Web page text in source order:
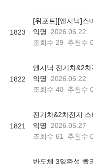
1823
익명
2026.06.22
조회수 29 추천수
1822
익명
2026.06.22
조회수 40 추천수
1821
전기차&2차전지
익명
2026.05.27
조회수 61 추천수